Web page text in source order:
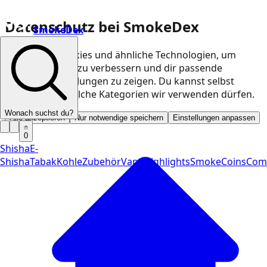
Datenschutz bei SmokeDex
Wir nutzen Cookies und ähnliche Technologien, um
unsere Website zu verbessern und dir passende
Produktempfehlungen zu zeigen. Du kannst selbst
entscheiden, welche Kategorien wir verwenden dürfen.
Alle akzeptieren Nur notwendige speichern Einstellungen anpassen
SmokeDex
Wonach suchst du?
0
ShishaE-
ShishaTabakKohleZubehörVapeHighlightsSmokeCoins